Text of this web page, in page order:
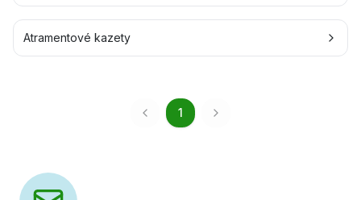
Atramentové kazety
1